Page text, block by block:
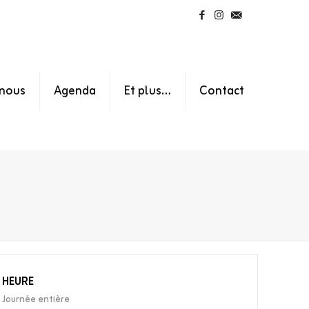
Agenda Et plus… Contact
HEURE
Journée entière